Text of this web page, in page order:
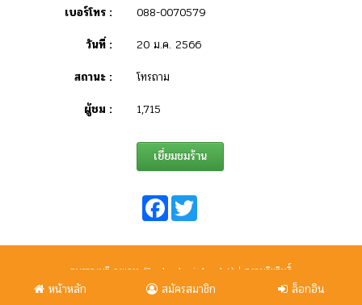
เบอร์โทร :
088-0070579
วันที่ :
20 ม.ค. 2566
สถานะ :
โทรถาม
ผู้ชม :
1,715
เยี่ยมชมร้าน
Facebook
หน้าหลัก สมัครสมาชิก ล็อกอิน
สุพรรณบุรี อมูเลท (Suphanburi Amulet) | สงวนลิขสิทธิ์
ข้อตกลงและเงื่อนไขการใช้งานเว็บไซต์| นโยบายการใช้คุกกี้